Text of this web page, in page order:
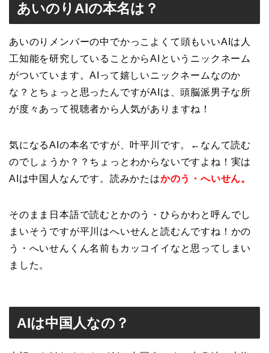
あいのりAIの本名は？
あいのりメンバーの中でかっこよくて頭もいいAIは人
工知能を研究していることからAIというニックネーム
がついています。AIって嬉しいニックネームなのか
な？とちょっと思ったんですがAIは、頭脳派男子な所
が度々あって視聴者から人気がありますね！
気になるAIの本名ですが、叶平川です。←なんて読む
のでしょうか？？ちょっとわからないですよね！実は
AIは中国人なんです。読みかたはかのう・へいせん。
そのまま日本語で読むとかのう・ひらかわと呼んでし
まいそうですが平川はへいせんと読むんですね！かの
う・へいせんくん名前もカッコイイなと思ってしまい
ました。
AIは中国人なの？